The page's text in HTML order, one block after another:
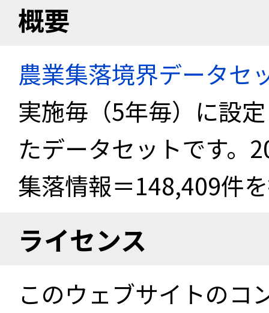
概要
農業集落境界データセ
実施毎（5年毎）に設
たデータセットです。
集落情報＝148,409件
ライセンス
このウェブサイトのコ